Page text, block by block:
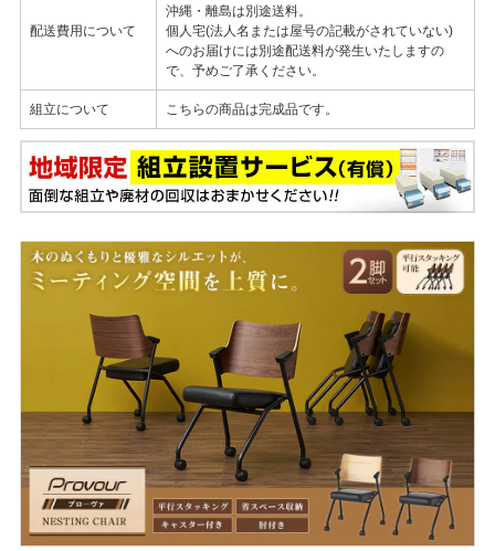
配送費用について
沖縄・離島は別途送料。
個人宅(法人名または屋号の記載がされていない)
へのお届けには別途配送料が発生いたしますの
で、予めご了承ください。
組立について こちらの商品は完成品です。